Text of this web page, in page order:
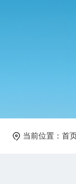
当前位置： 首